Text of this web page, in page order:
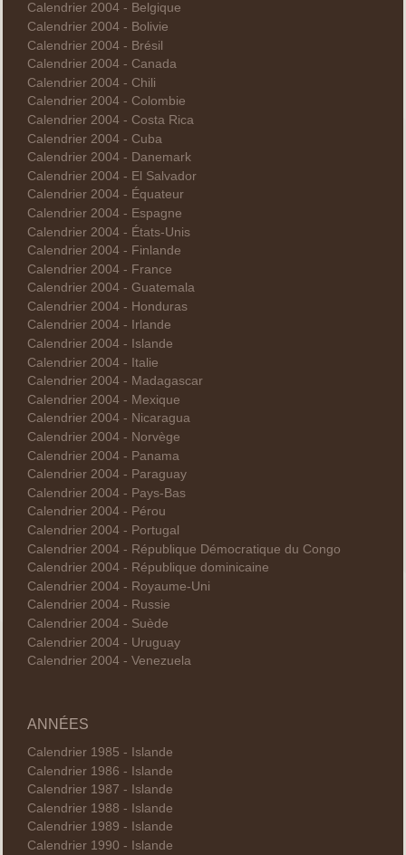
Calendrier 2004 - Belgique
Calendrier 2004 - Bolivie
Calendrier 2004 - Brésil
Calendrier 2004 - Canada
Calendrier 2004 - Chili
Calendrier 2004 - Colombie
Calendrier 2004 - Costa Rica
Calendrier 2004 - Cuba
Calendrier 2004 - Danemark
Calendrier 2004 - El Salvador
Calendrier 2004 - Équateur
Calendrier 2004 - Espagne
Calendrier 2004 - États-Unis
Calendrier 2004 - Finlande
Calendrier 2004 - France
Calendrier 2004 - Guatemala
Calendrier 2004 - Honduras
Calendrier 2004 - Irlande
Calendrier 2004 - Islande
Calendrier 2004 - Italie
Calendrier 2004 - Madagascar
Calendrier 2004 - Mexique
Calendrier 2004 - Nicaragua
Calendrier 2004 - Norvège
Calendrier 2004 - Panama
Calendrier 2004 - Paraguay
Calendrier 2004 - Pays-Bas
Calendrier 2004 - Pérou
Calendrier 2004 - Portugal
Calendrier 2004 - République Démocratique du Congo
Calendrier 2004 - République dominicaine
Calendrier 2004 - Royaume-Uni
Calendrier 2004 - Russie
Calendrier 2004 - Suède
Calendrier 2004 - Uruguay
Calendrier 2004 - Venezuela
ANNÉES
Calendrier 1985 - Islande
Calendrier 1986 - Islande
Calendrier 1987 - Islande
Calendrier 1988 - Islande
Calendrier 1989 - Islande
Calendrier 1990 - Islande